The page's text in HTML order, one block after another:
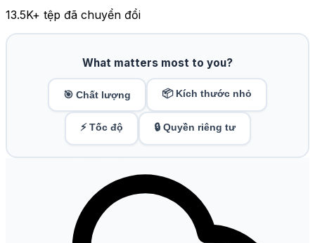
13.5K+ tệp đã chuyển đổi
What matters most to you?
🎯 Chất lượng 📦 Kích thước nhỏ
⚡ Tốc độ 🔒 Quyền riêng tư